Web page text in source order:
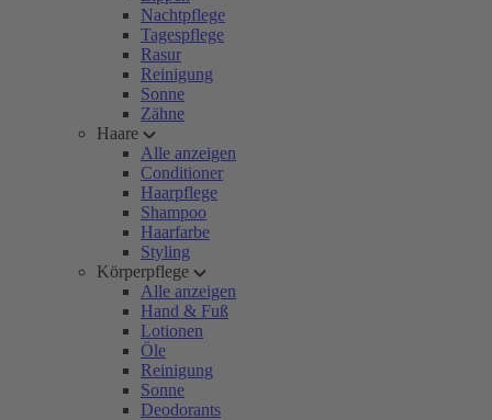
Nachtpflege
Tagespflege
Rasur
Reinigung
Sonne
Zähne
Haare
Alle anzeigen
Conditioner
Haarpflege
Shampoo
Haarfarbe
Styling
Körperpflege
Alle anzeigen
Hand & Fuß
Lotionen
Öle
Reinigung
Sonne
Deodorants